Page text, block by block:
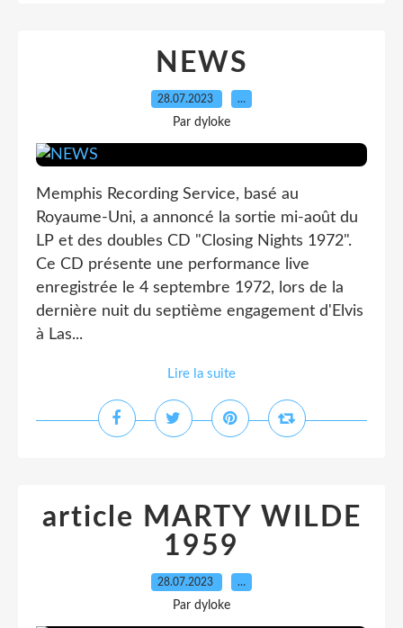
NEWS
28.07.2023 …
Par dyloke
Memphis Recording Service, basé au
Royaume-Uni, a annoncé la sortie mi-août du
LP et des doubles CD "Closing Nights 1972".
Ce CD présente une performance live
enregistrée le 4 septembre 1972, lors de la
dernière nuit du septième engagement d'Elvis
à Las...
Lire la suite
article MARTY WILDE
1959
28.07.2023 …
Par dyloke